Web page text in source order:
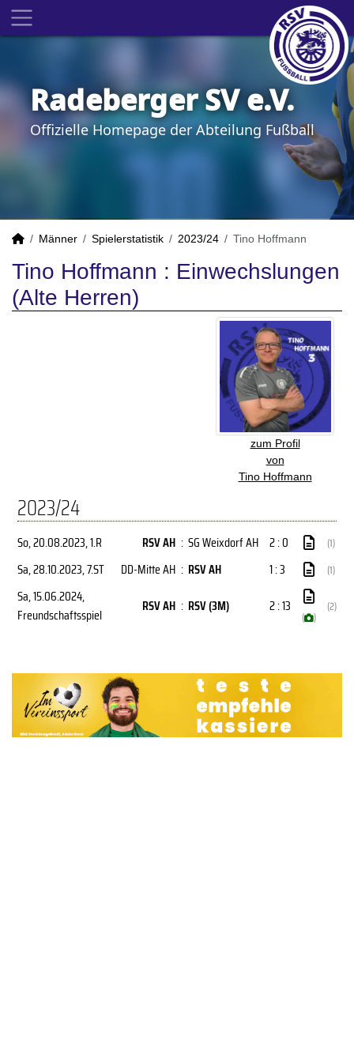
Radeberger SV e.V.
Offizielle Homepage der Abteilung Fußball
Männer Spielerstatistik 2023/24 Tino Hoffmann
Tino Hoffmann : Einwechslungen
(Alte Herren)
zum Profil
von
Tino Hoffmann
2023/24
So, 20.08.2023, 1.R RSV AH : SG Weixdorf AH 2 : 0 (1)
Sa, 28.10.2023, 7.ST DD-Mitte AH : RSV AH 1 : 3 (1)
Sa, 15.06.2024,
Freundschaftsspiel
RSV AH : RSV (3M) 2 : 13
( )
(2)